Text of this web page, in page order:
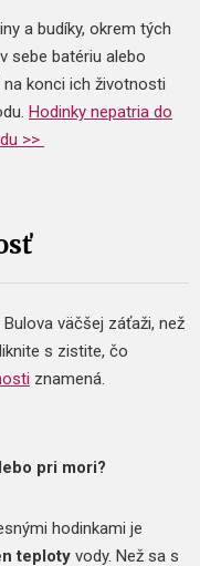
a budíky, okrem tých
sebe batériu alebo
konci ich životnosti
Hodinky nepatria do
>>
väčšej záťaži, než
s zistite, čo
znamená.
pri mori?
hodinkami je
teploty vody. Než sa s